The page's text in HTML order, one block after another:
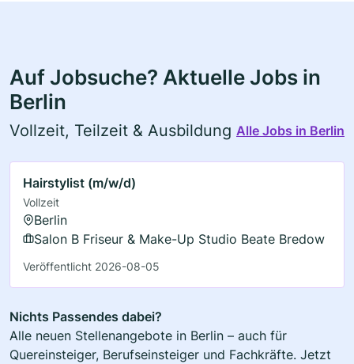
Auf Jobsuche? Aktuelle Jobs in
Berlin
Vollzeit, Teilzeit & Ausbildung Alle Jobs in Berlin
Hairstylist (m/w/d)
Vollzeit
Berlin
Salon B Friseur & Make-Up Studio Beate Bredow
Veröffentlicht 2026-08-05
Nichts Passendes dabei?
Alle neuen Stellenangebote in Berlin – auch für
Quereinsteiger, Berufseinsteiger und Fachkräfte. Jetzt